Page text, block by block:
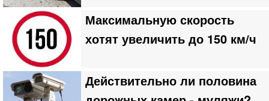
Максимальную скорость
хотят увеличить до 150 км/ч
Действительно ли половина